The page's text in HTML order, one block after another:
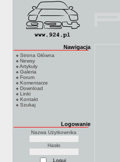
Nawigacja
Strona Główna
Newsy
Artykuły
Galeria
Forum
Komentarze
Download
Linki
Kontakt
Szukaj
Logowanie
Nazwa Użytkownika
Hasło